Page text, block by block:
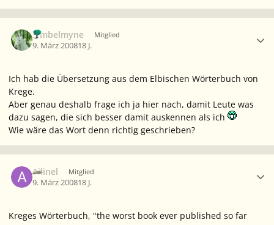
Simbelmyne Mitglied
9. März 200818 J.
Ich hab die Übersetzung aus dem Elbischen Wörterbuch von
Krege.
Aber genau deshalb frage ich ja hier nach, damit Leute was
dazu sagen, die sich besser damit auskennen als ich
Wie wäre das Wort denn richtig geschrieben?
Ailinel Mitglied
9. März 200818 J.
Kreges Wörterbuch, "the worst book ever published so far